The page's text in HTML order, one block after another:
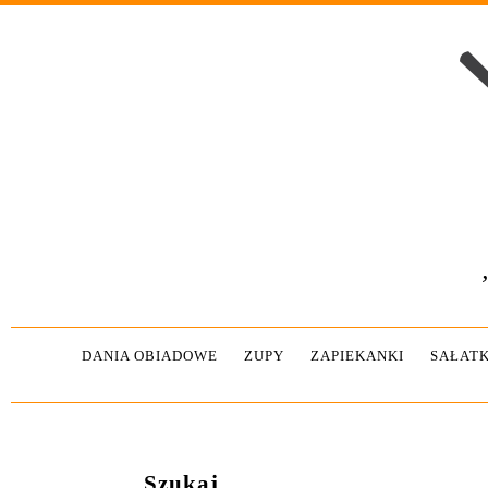
DANIA OBIADOWE ZUPY ZAPIEKANKI